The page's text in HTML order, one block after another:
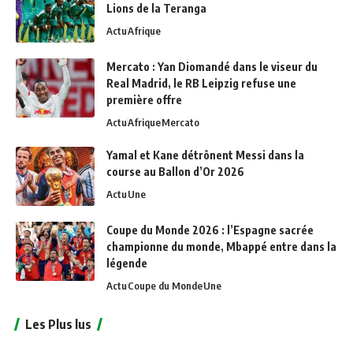
Lions de la Teranga
ActuAfrique
Mercato : Yan Diomandé dans le viseur du
Real Madrid, le RB Leipzig refuse une
première offre
ActuAfriqueMercato
Yamal et Kane détrônent Messi dans la
course au Ballon d’Or 2026
ActuUne
Coupe du Monde 2026 : l’Espagne sacrée
championne du monde, Mbappé entre dans la
légende
ActuCoupe du MondeUne
Les Plus lus